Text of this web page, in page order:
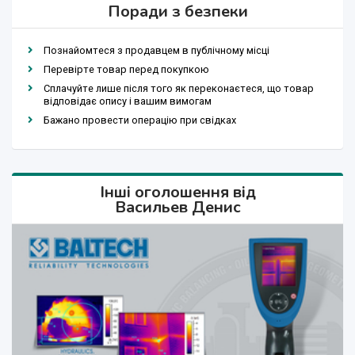
Поради з безпеки
Познайомтеся з продавцем в публічному місці
Перевірте товар перед покупкою
Сплачуйте лише після того як переконаєтеся, що товар
відповідає опису і вашим вимогам
Бажано провести операцію при свідках
Інші оголошення від
Васильев Денис